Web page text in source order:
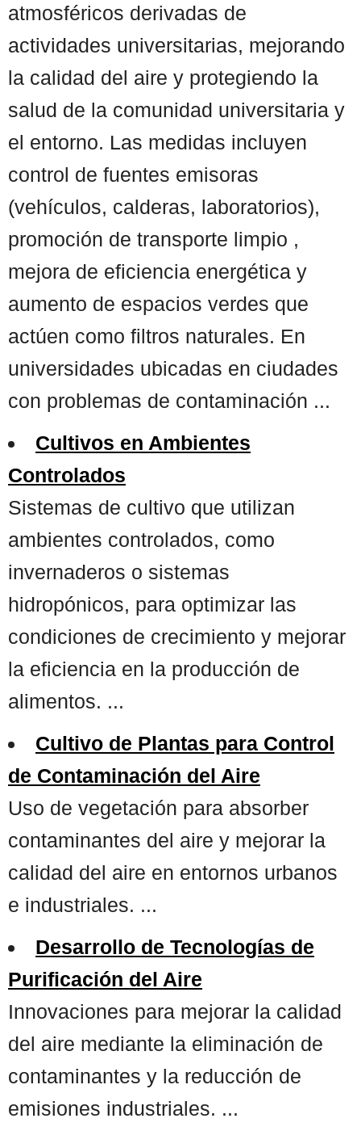
atmosféricos derivadas de
actividades universitarias, mejorando
la calidad del aire y protegiendo la
salud de la comunidad universitaria y
el entorno. Las medidas incluyen
control de fuentes emisoras
(vehículos, calderas, laboratorios),
promoción de transporte limpio ,
mejora de eficiencia energética y
aumento de espacios verdes que
actúen como filtros naturales. En
universidades ubicadas en ciudades
con problemas de contaminación ...
Cultivos en Ambientes
Controlados
Sistemas de cultivo que utilizan
ambientes controlados, como
invernaderos o sistemas
hidropónicos, para optimizar las
condiciones de crecimiento y mejorar
la eficiencia en la producción de
alimentos. ...
Cultivo de Plantas para Control
de Contaminación del Aire
Uso de vegetación para absorber
contaminantes del aire y mejorar la
calidad del aire en entornos urbanos
e industriales. ...
Desarrollo de Tecnologías de
Purificación del Aire
Innovaciones para mejorar la calidad
del aire mediante la eliminación de
contaminantes y la reducción de
emisiones industriales. ...